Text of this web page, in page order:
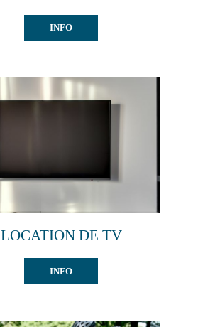
INFO
LOCATION DE TV
INFO